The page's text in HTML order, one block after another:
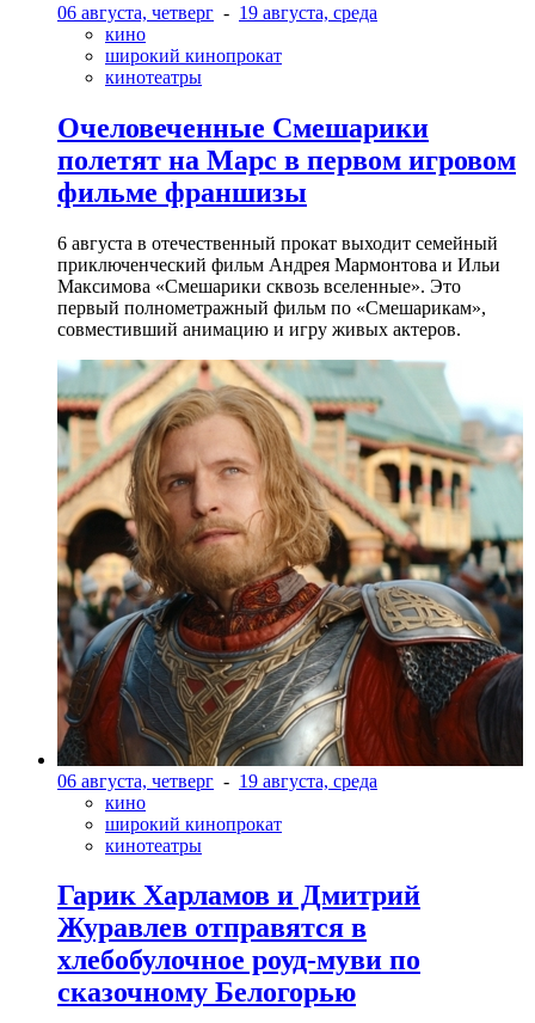
06 августа, четверг - 19 августа, среда
кино
широкий кинопрокат
кинотеатры
Очеловеченные Смешарики
полетят на Марс в первом игровом
фильме франшизы
6 августа в отечественный прокат выходит семейный
приключенческий фильм Андрея Мармонтова и Ильи
Максимова «Смешарики сквозь вселенные». Это
первый полнометражный фильм по «Смешарикам»,
совместивший анимацию и игру живых актеров.
06 августа, четверг - 19 августа, среда
кино
широкий кинопрокат
кинотеатры
Гарик Харламов и Дмитрий
Журавлев отправятся в
хлебобулочное роуд-муви по
сказочному Белогорью